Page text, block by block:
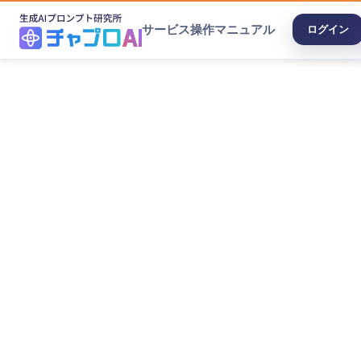
サービス操作マニュアル ログイン